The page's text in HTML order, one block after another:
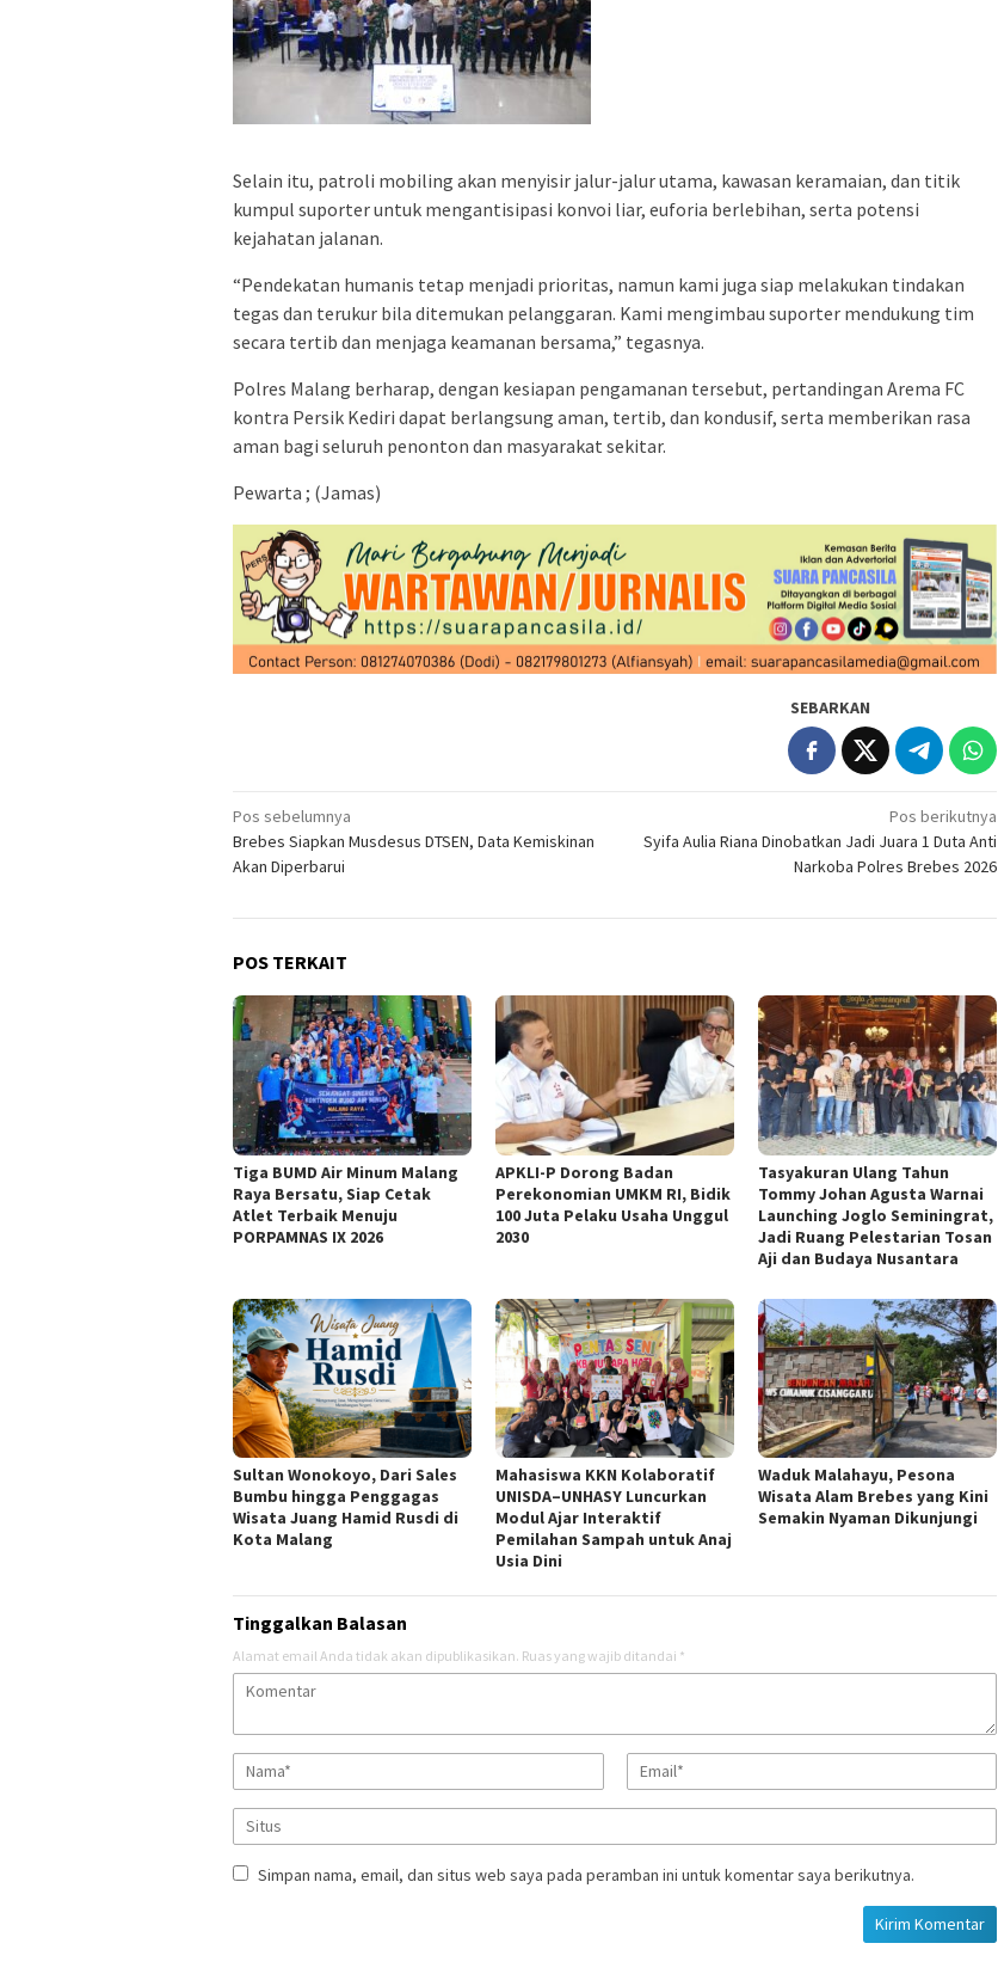
Selain itu, patroli mobiling akan menyisir jalur-jalur utama, kawasan keramaian, dan titik
kumpul suporter untuk mengantisipasi konvoi liar, euforia berlebihan, serta potensi
kejahatan jalanan.
“Pendekatan humanis tetap menjadi prioritas, namun kami juga siap melakukan tindakan
tegas dan terukur bila ditemukan pelanggaran. Kami mengimbau suporter mendukung tim
secara tertib dan menjaga keamanan bersama,” tegasnya.
Polres Malang berharap, dengan kesiapan pengamanan tersebut, pertandingan Arema FC
kontra Persik Kediri dapat berlangsung aman, tertib, dan kondusif, serta memberikan rasa
aman bagi seluruh penonton dan masyarakat sekitar.
Pewarta ; (Jamas)
SEBARKAN
Navigasi
pos
Pos sebelumnya
Brebes Siapkan Musdesus DTSEN, Data Kemiskinan
Akan Diperbarui
Pos berikutnya
Syifa Aulia Riana Dinobatkan Jadi Juara 1 Duta Anti
Narkoba Polres Brebes 2026
POS TERKAIT
Tiga BUMD Air Minum Malang
Raya Bersatu, Siap Cetak
Atlet Terbaik Menuju
PORPAMNAS IX 2026
APKLI-P Dorong Badan
Perekonomian UMKM RI, Bidik
100 Juta Pelaku Usaha Unggul
2030
Tasyakuran Ulang Tahun
Tommy Johan Agusta Warnai
Launching Joglo Seminingrat,
Jadi Ruang Pelestarian Tosan
Aji dan Budaya Nusantara
Sultan Wonokoyo, Dari Sales
Bumbu hingga Penggagas
Wisata Juang Hamid Rusdi di
Kota Malang
Mahasiswa KKN Kolaboratif
UNISDA–UNHASY Luncurkan
Modul Ajar Interaktif
Pemilahan Sampah untuk Anaj
Usia Dini
Waduk Malahayu, Pesona
Wisata Alam Brebes yang Kini
Semakin Nyaman Dikunjungi
Tinggalkan Balasan
Alamat email Anda tidak akan dipublikasikan. Ruas yang wajib ditandai *
Simpan nama, email, dan situs web saya pada peramban ini untuk komentar saya berikutnya.